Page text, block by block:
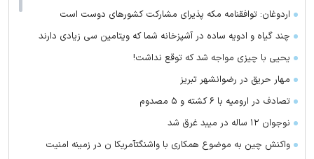
اردوغان: توافقنامه مکه پذیرای مشارکت کشور‌های دوست است
چند گیاه و ادویه ساده در آشپزخانه شما که ویتامین سی زیادی دارند
یحیی با چیزی مواجه شد که توقع نداشت!
مهار حریق در رضوانشهر تبریز
تصادف در ارومیه با ۶ کشته و ۵ مصدوم
نوجوان ۱۲ ساله در میبد غرق شد
واکنش چین به موضوع همکاری با واشنگتآمریکا ن در زمینه امنیت